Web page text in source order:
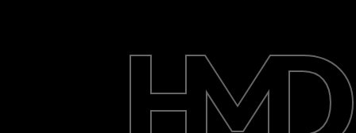
حول
الدعم
Iraq